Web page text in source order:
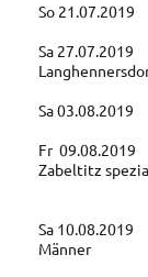
So
Sa
Sa
Fr
Zabeltitz
in
Sa
Männer